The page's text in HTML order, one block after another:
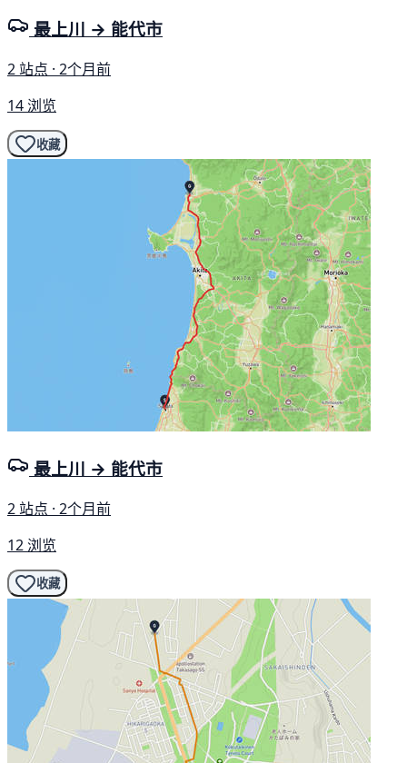
最上川 → 能代市
2 站点 · 2个月前
14 浏览
收藏
最上川 → 能代市
2 站点 · 2个月前
12 浏览
收藏